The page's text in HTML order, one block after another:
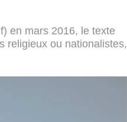
en mars 2016, le texte
religieux ou nationalistes,